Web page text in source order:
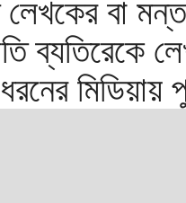
লেখকের বা
ব্যতিরেকে
ধরনের মিডিয়ায়